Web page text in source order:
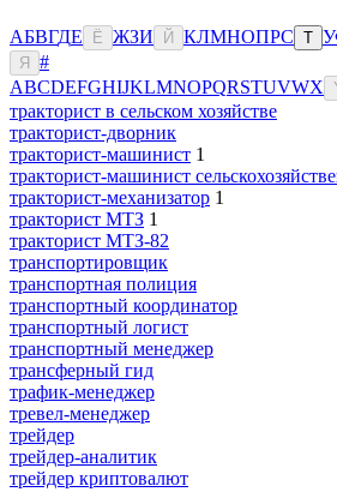
АБВГДЕ Ё ЖЗИ Й КЛМНОПРС Т У
Я
#
ABCDEFGHIJKLMNOPQRSTUVWX
тракторист в сельском хозяйстве
тракторист-дворник
тракторист-машинист 1
тракторист-машинист
тракторист-механизатор 1
тракторист МТЗ 1
тракторист МТЗ-82
транспортировщик
транспортная полиция
транспортный координатор
транспортный логист
транспортный менеджер
трансферный гид
трафик-менеджер
тревел-менеджер
трейдер
трейдер-аналитик
трейдер криптовалют